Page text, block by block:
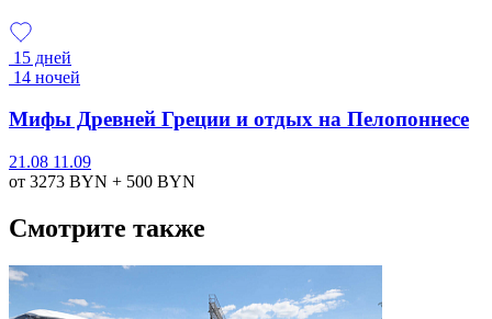
15 дней
14 ночей
Мифы Древней Греции и отдых на Пелопоннесе
21.08 11.09
от 3273 BYN + 500 BYN
Смотрите также